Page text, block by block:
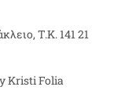
Τ.Κ. 141 21
Kristi Folia